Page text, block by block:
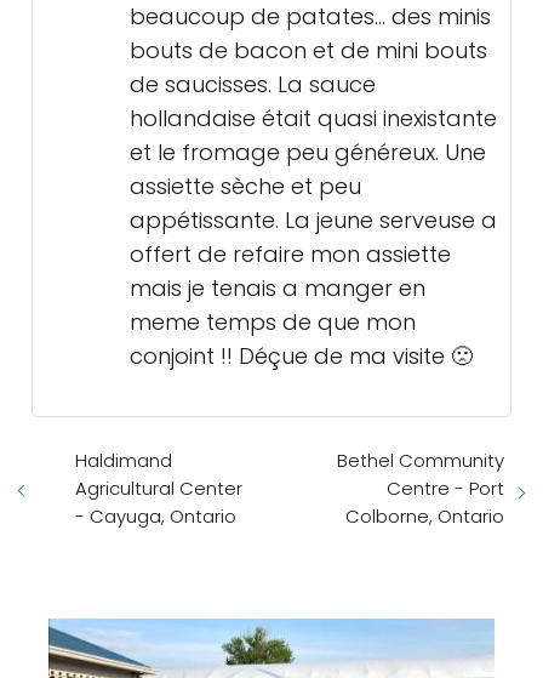
beaucoup de patates... des minis
bouts de bacon et de mini bouts
de saucisses. La sauce
hollandaise était quasi inexistante
et le fromage peu généreux. Une
assiette sèche et peu
appétissante. La jeune serveuse a
offert de refaire mon assiette
mais je tenais a manger en
meme temps de que mon
conjoint !! Déçue de ma visite 🙁
Haldimand
Agricultural Center
- Cayuga, Ontario
Bethel Community
Centre - Port
Colborne, Ontario